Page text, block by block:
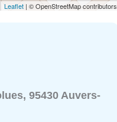
Leaflet | © OpenStreetMap contributors
95430 Auvers-